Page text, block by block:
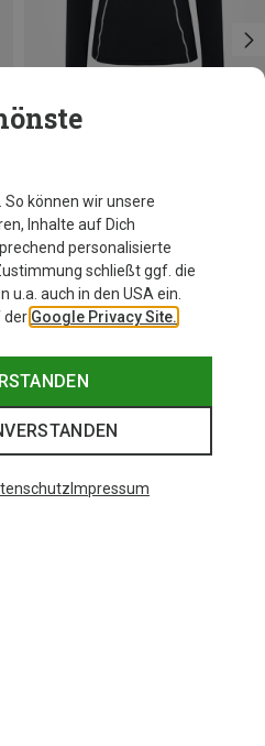
So können wir unsere
Inhalte auf Dich
personalisierte
schließt ggf. die
u.a. auch in den USA ein.
der Google Privacy Site.
Impressum